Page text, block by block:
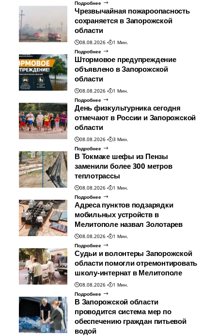
Подробнее
Чрезвычайная пожароопасность
сохраняется в Запорожской
области
08.08.2026
1 Мин.
Подробнее
Штормовое предупреждение
объявлено в Запорожской
области
08.08.2026
1 Мин.
Подробнее
День физкультурника сегодня
отмечают в России и Запорожской
области
08.08.2026
3 Мин.
Подробнее
В Токмаке шефы из Пензы
заменили более 300 метров
теплотрассы
08.08.2026
1 Мин.
Подробнее
Адреса пунктов подзарядки
мобильных устройств в
Мелитополе назвал Золотарев
08.08.2026
1 Мин.
Подробнее
Судьи и волонтеры Запорожской
области помогли отремонтировать
школу-интернат в Мелитополе
08.08.2026
1 Мин.
Подробнее
В Запорожской области
проводится система мер по
обеспечению граждан питьевой
водой